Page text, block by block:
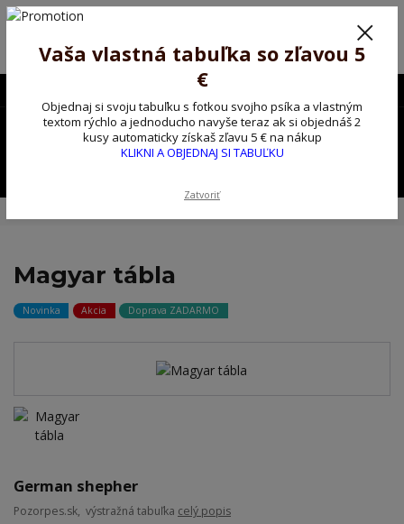
Poprosíme ctených zákazníkov o trpezlivosť, v tomto období máme
Preto sme Vám pripravili malý darček ako ospravedlnenie.
!!! ZĽAVA 5€ na PRVÚ objednávku nad 30€ s kódom pozorpes5 !!!
0,00 EUR
Magyar tábla
Novinka Akcia Doprava ZADARMO
German shepher
Pozorpes.sk, výstražná tabuľka celý popis
Vaša vlastná tabuľka so zľavou 5
€
Objednaj si svoju tabuľku s fotkou svojho psíka a vlastným
textom rýchlo a jednoducho navyše teraz ak si objednáš 2
kusy automaticky získaš zľavu 5 € na nákup
KLIKNI A OBJEDNAJ SI TABUĽKU
Zatvoriť